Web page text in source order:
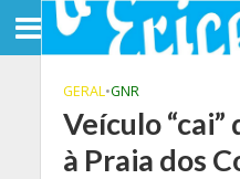
GERAL•GNR
Veículo
à Praia dos